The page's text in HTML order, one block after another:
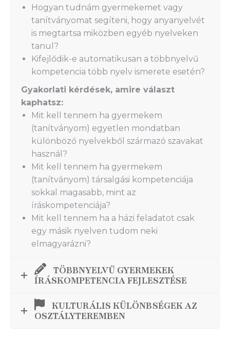
Hogyan tudnám gyermekemet vagy
tanítványomat segíteni, hogy anyanyelvét
is megtartsa miközben egyéb nyelveken
tanul?
Kifejlődik-e automatikusan a többnyelvű
kompetencia több nyelv ismerete esetén?
Gyakorlati kérdések, amire választ
kaphatsz:
Mit kell tennem ha gyermekem
(tanítványom) egyetlen mondatban
különböző nyelvekből származó szavakat
használ?
Mit kell tennem ha gyermekem
(tanítványom) társalgási kompetenciája
sokkal magasabb, mint az
íráskompetenciája?
Mit kell tennem ha a házi feladatot csak
egy másik nyelven tudom neki
elmagyarázni?
TÖBBNYELVŰ GYERMEKEK
ÍRÁSKOMPETENCIA FEJLESZTÉSE
KULTURÁLIS KÜLÖNBSÉGEK AZ
OSZTÁLYTEREMBEN